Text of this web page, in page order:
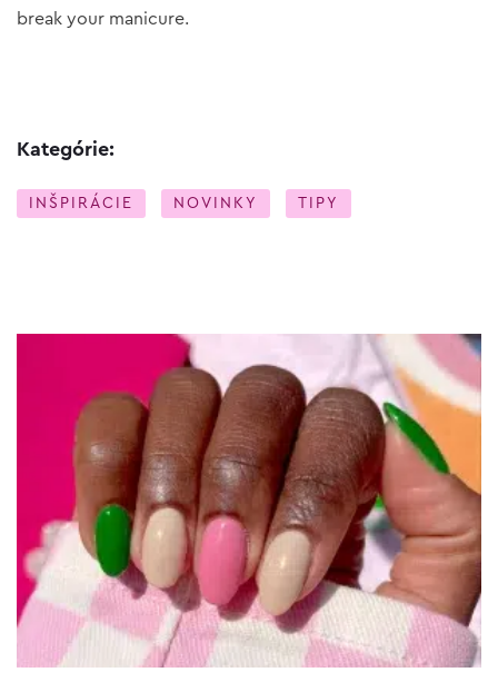
break your manicure.
Kategórie:
INŠPIRÁCIE NOVINKY TIPY